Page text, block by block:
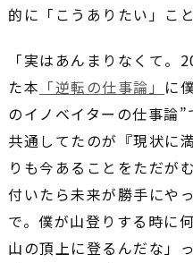
的に「こうありたい」こ
「実はあんまりなくて。
た本 「逆転の仕事論」 に
のイノベイターの仕事論
共通してたのが『現状に
りも今あることをただが
付いたら未来が勝手にや
で。僕が山登りする時に
山の頂上に登るんだな」